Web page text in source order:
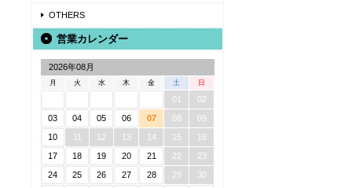
OTHERS
営業カレンダー
2026年08月
月 火 水 木 金 土 日
01
02
03
04 05 06 07 08
09
10
11 12 13 14 15
16
17
18 19 20 21 22
23
24
25 26 27 28 29
30